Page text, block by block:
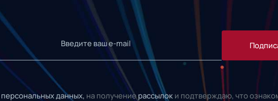
персональных данных, на получениерассылок и подтверждаю, что